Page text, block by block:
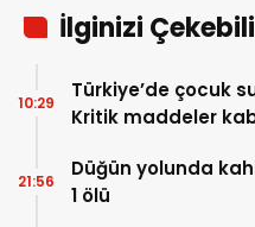
İlginizi
Türkiye’de çocuk
Kritik maddeler
10:29
Düğün yolunda
1 ölü
21:56